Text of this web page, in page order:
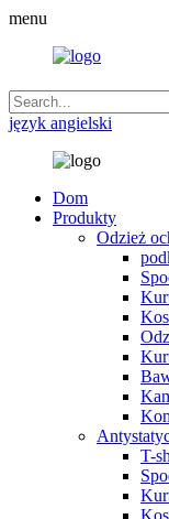
menu
język angielski
Dom
Produkty
Odzież
T-